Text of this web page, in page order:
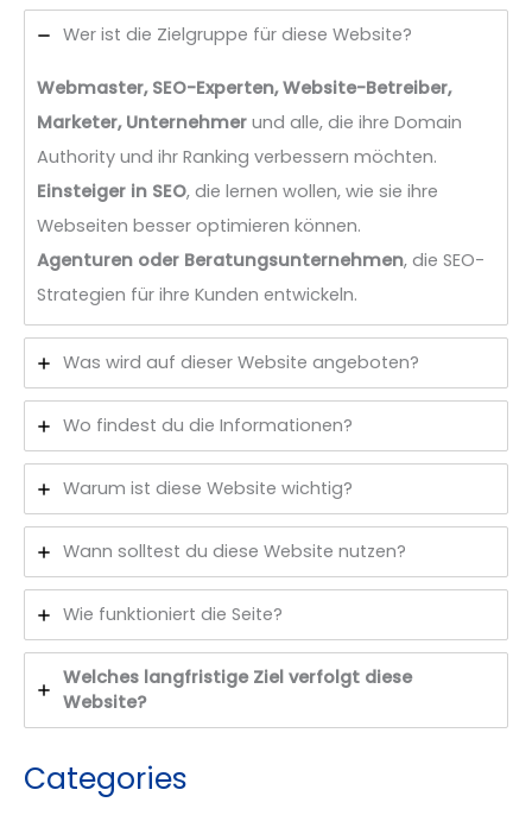
Wer ist die Zielgruppe für diese Website?
Webmaster, SEO-Experten, Website-Betreiber,
Marketer, Unternehmer und alle, die ihre Domain
Authority und ihr Ranking verbessern möchten.
Einsteiger in SEO, die lernen wollen, wie sie ihre
Webseiten besser optimieren können.
Agenturen oder Beratungsunternehmen, die SEO-
Strategien für ihre Kunden entwickeln.
Was wird auf dieser Website angeboten?
Wo findest du die Informationen?
Warum ist diese Website wichtig?
Wann solltest du diese Website nutzen?
Wie funktioniert die Seite?
Welches langfristige Ziel verfolgt diese
Website?
Categories